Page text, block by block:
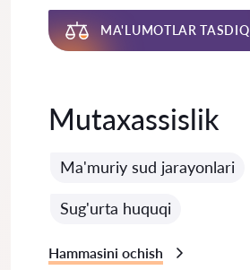
MA'LUMOTLAR
Mutaxassislik
Ma'muriy sud jarayonlari
Sug'urta huquqi
Hammasini ochish